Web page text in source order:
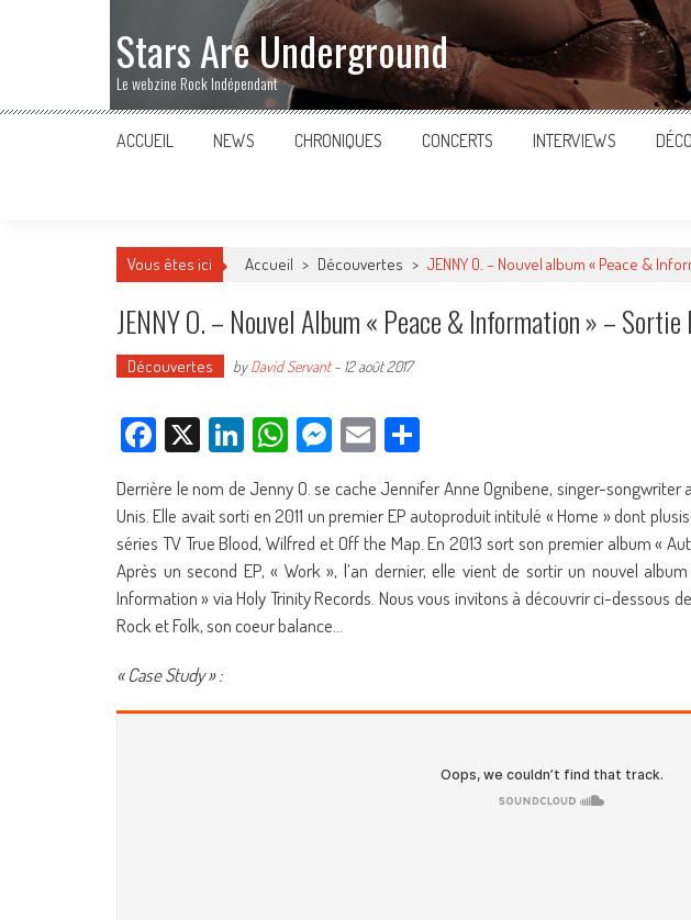
Stars Are Underground
Le webzine Rock Indépendant
ACCUEIL NEWS CHRONIQUES CONCERTS INTERVIEWS
Vous êtes ici Accueil > Découvertes > JENNY O. – Nouvel album « Peace &
JENNY O. – Nouvel Album « Peace & Information » –
Découvertes byDavid Servant- 12 août 2017
Facebook
X LinkedIn
WhatsApp
Messenger
Email
Derrière le nom de Jenny O. se cache Jennifer Anne Ognibene, singer-
Unis. Elle avait sorti en 2011 un premier EP autoproduit intitulé « Home » dont
séries TV True Blood, Wilfred et Off the Map. En 2013 sort son premier album «
Après un second EP, « Work », l’an dernier, elle vient de sortir un nouvel
Information » via Holy Trinity Records. Nous vous invitons à découvrir ci-dessous
Rock et Folk, son coeur balance…
« Case Study » :